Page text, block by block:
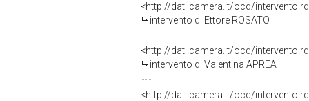
<http://dati.camera.it/ocd/
intervento di Ettore ROSATO
<http://dati.camera.it/ocd/
intervento di Valentina APREA
<http://dati.camera.it/ocd/